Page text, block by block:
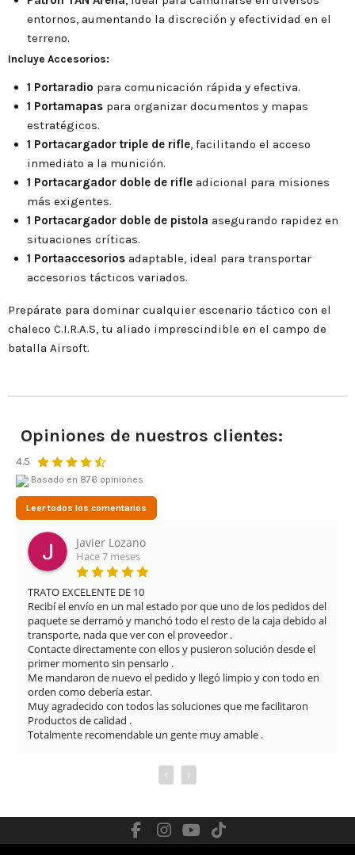
entornos, aumentando la discreción y efectividad en el
terreno.
Incluye Accesorios:
1 Portaradio para comunicación rápida y efectiva.
1 Portamapas para organizar documentos y mapas
estratégicos.
1 Portacargador triple de rifle, facilitando el acceso
inmediato a la munición.
1 Portacargador doble de rifle adicional para misiones
más exigentes.
1 Portacargador doble de pistola asegurando rapidez en
situaciones críticas.
1 Portaaccesorios adaptable, ideal para transportar
accesorios tácticos variados.
Prepárate para dominar cualquier escenario táctico con el
chaleco C.I.R.A.S, tu aliado imprescindible en el campo de
batalla Airsoft.
Opiniones de nuestros clientes:
4.5
Basado en 876 opiniones
Leer todos los comentarios
Javier Lozano
Hace 7 meses
TRATO EXCELENTE DE 10
Recibí el envío en un mal estado por que uno de los pedidos del
paquete se derramó y manchó todo el resto de la caja debido al
transporte, nada que ver con el proveedor .
Contacte directamente con ellos y pusieron solución desde el
primer momento sin pensarlo .
Me mandaron de nuevo el pedido y llegó limpio y con todo en
orden como debería estar.
Muy agradecido con todos las soluciones que me facilitaron
Productos de calidad .
Totalmente recomendable un gente muy amable .
‹ ›